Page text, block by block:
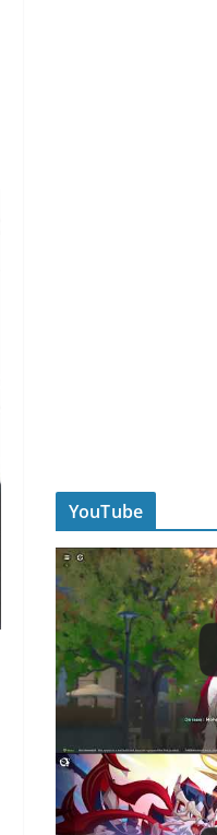
YouTube